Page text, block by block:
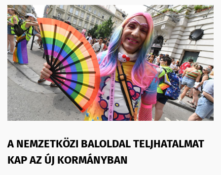
A NEMZETKÖZI BALOLDAL TELJHATALMAT
KAP AZ ÚJ KORMÁNYBAN